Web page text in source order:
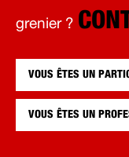
grenier ?
VOUS ÊTES UN
VOUS ÊTES UN